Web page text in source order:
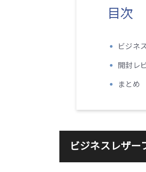
目次
ビジネ
開封レ
まとめ
ビジネスレザー